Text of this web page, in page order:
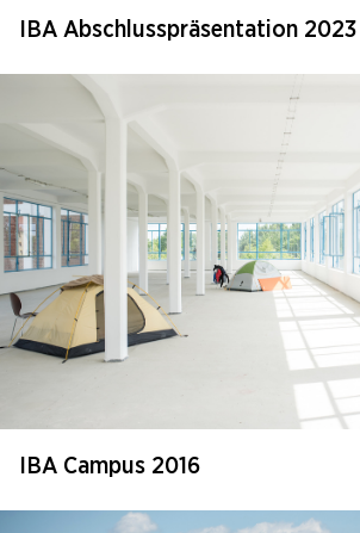
IBA Abschlusspräsentation 2023
IBA Campus 2016